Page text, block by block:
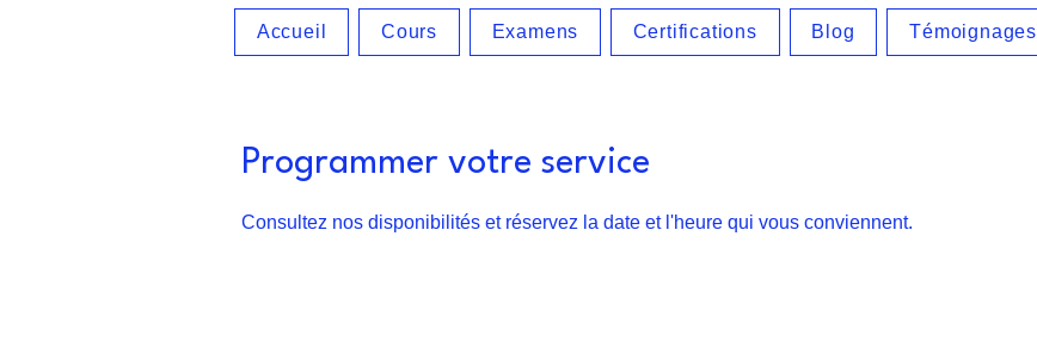
Accueil Cours Examens Certifications Blog Témoignages
Programmer votre service
Consultez nos disponibilités et réservez la date et l'heure qui vous conviennent.